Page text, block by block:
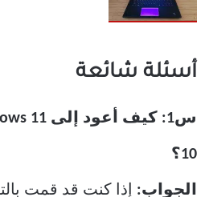
أسئلة شائعة
10؟
الجواب: